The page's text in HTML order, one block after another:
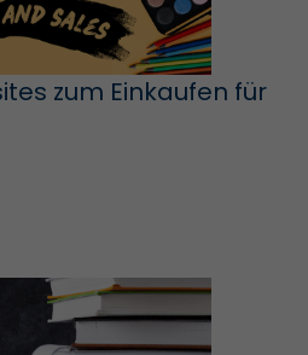
zum Einkaufen für